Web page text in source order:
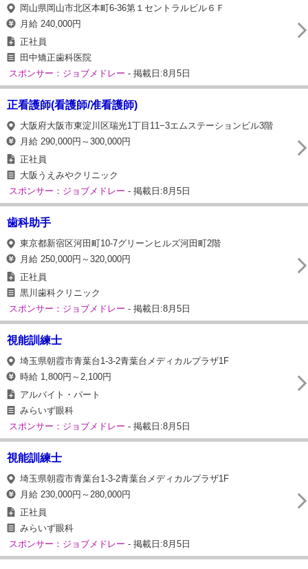
岡山県岡山市北区本町6-36第１セントラルビル６Ｆ
月給 240,000円
正社員
田中矯正歯科医院
スポンサー：ジョブメドレー - 掲載日:8月5日
正看護師(看護師/准看護師)
大阪府大阪市東淀川区瑞光1丁目11−3エムステーションビル3階
月給 290,000円～300,000円
正社員
大阪うえみやクリニック
スポンサー：ジョブメドレー - 掲載日:8月5日
歯科助手
東京都新宿区河田町10-7グリーンヒルズ河田町2階
月給 250,000円～320,000円
正社員
黒川歯科クリニック
スポンサー：ジョブメドレー - 掲載日:8月5日
視能訓練士
埼玉県朝霞市青葉台1-3-2青葉台メディカルプラザ1F
時給 1,800円～2,100円
アルバイト・パート
みらいず眼科
スポンサー：ジョブメドレー - 掲載日:8月5日
視能訓練士
埼玉県朝霞市青葉台1-3-2青葉台メディカルプラザ1F
月給 230,000円～280,000円
正社員
みらいず眼科
スポンサー：ジョブメドレー - 掲載日:8月5日